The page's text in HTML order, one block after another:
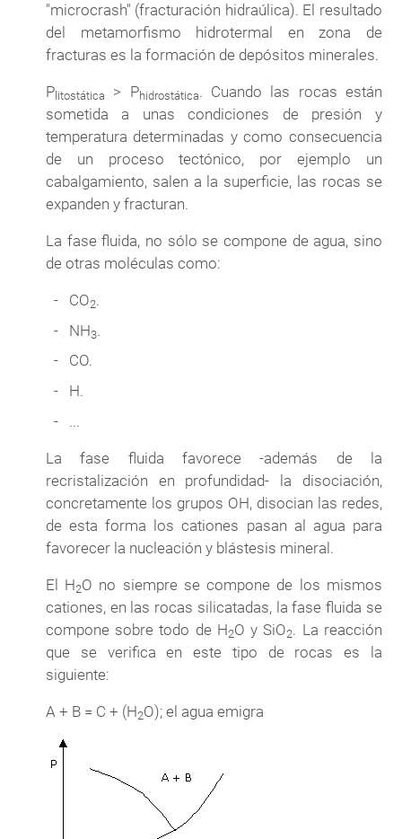
"microcrash" (fracturación hidraúlica). El resultado
del metamorfismo hidrotermal en zona de
fracturas es la formación de depósitos minerales.
Plitostática > Phidrostática. Cuando las rocas están
sometida a unas condiciones de presión y
temperatura determinadas y como consecuencia
de un proceso tectónico, por ejemplo un
cabalgamiento, salen a la superficie, las rocas se
expanden y fracturan.
La fase fluida, no sólo se compone de agua, sino
de otras moléculas como:
CO2.
NH3.
CO.
H.
...
La fase fluida favorece -además de la
recristalización en profundidad- la disociación,
concretamente los grupos OH, disocian las redes,
de esta forma los cationes pasan al agua para
favorecer la nucleación y blástesis mineral.
El H2O no siempre se compone de los mismos
cationes, en las rocas silicatadas, la fase fluida se
compone sobre todo de H2O y SiO2. La reacción
que se verifica en este tipo de rocas es la
siguiente:
A + B = C + (H2O); el agua emigra